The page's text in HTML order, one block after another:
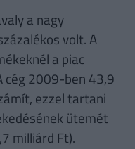
a nagy
volt. A
a piac
2009-ben 43,9
ezzel tartani
ütemét
milliárd Ft).